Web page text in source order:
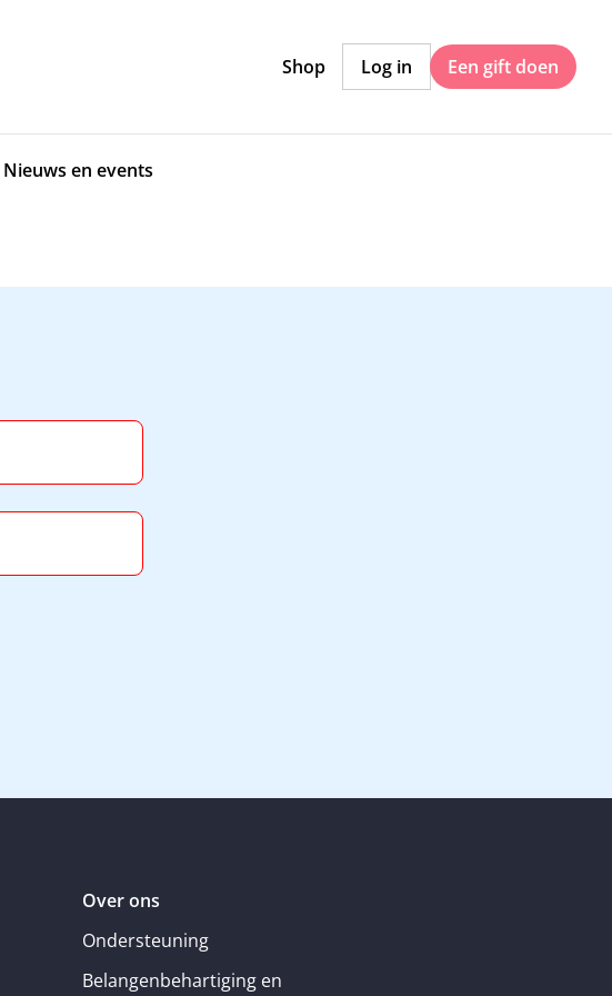
Shop Log in Een gift doen
Nieuws en events
Over ons
Ondersteuning
Belangenbehartiging en